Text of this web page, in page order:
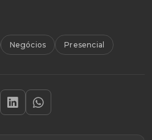
Negócios Presencial